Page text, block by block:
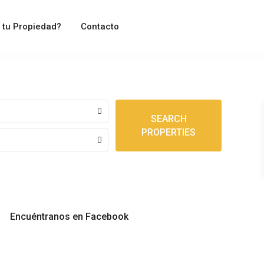
tu Propiedad? Contacto
SEARCH
PROPERTIES
Encuéntranos en Facebook